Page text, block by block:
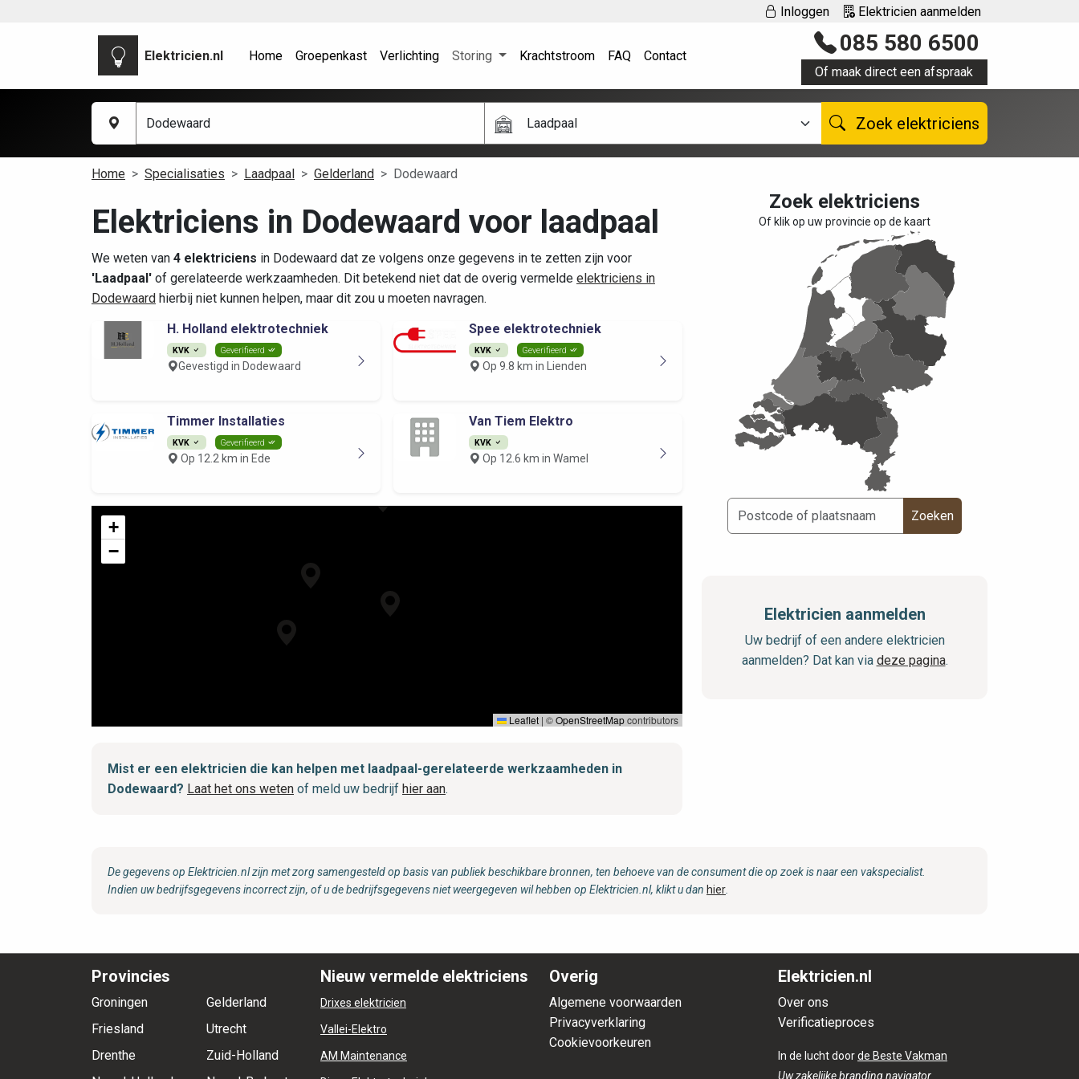
Inloggen Elektricien aanmelden
Elektricien.nl Home Groepenkast Verlichting Storing Krachtstroom FAQ Contact 085 580 6500
Of maak direct een afspraak
Laadpaal Zoek elektriciens
Home Specialisaties Laadpaal Gelderland Dodewaard
Elektriciens in Dodewaard voor laadpaal
We weten van 4 elektriciens in Dodewaard dat ze volgens onze gegevens in te zetten zijn voor
'Laadpaal' of gerelateerde werkzaamheden. Dit betekend niet dat de overig vermelde elektriciens in
Dodewaard hierbij niet kunnen helpen, maar dit zou u moeten navragen.
H. Holland elektrotechniek
KVK Geverifieerd
Gevestigd in Dodewaard
Spee elektrotechniek
KVK Geverifieerd
Op 9.8 km in Lienden
Timmer Installaties
KVK Geverifieerd
Op 12.2 km in Ede
Van Tiem Elektro
KVK
Op 12.6 km in Wamel
+
−
Leaflet | ©OpenStreetMapcontributors
Mist er een elektricien die kan helpen met laadpaal-gerelateerde werkzaamheden in
Dodewaard? Laat het ons weten of meld uw bedrijf hier aan.
Zoek elektriciens
Of klik op uw provincie op de kaart
Zoeken
Elektricien aanmelden
Uw bedrijf of een andere elektricien
aanmelden? Dat kan via deze pagina.
De gegevens op Elektricien.nl zijn met zorg samengesteld op basis van publiek beschikbare bronnen, ten behoeve van de consument die op zoek is naar een vakspecialist.
Indien uw bedrijfsgegevens incorrect zijn, of u de bedrijfsgegevens niet weergegeven wil hebben op Elektricien.nl, klikt u dan hier
Provincies
Groningen
Friesland
Drenthe
Gelderland
Utrecht
Zuid-Holland
Nieuw vermelde elektriciens
Drixes elektricien
Vallei-Elektro
AM Maintenance
Overig
Algemene voorwaarden
Privacyverklaring
Cookievoorkeuren
Elektricien.nl
Over ons
Verificatieproces
In de lucht doorde Beste Vakman
Uw zakelijke branding navigator